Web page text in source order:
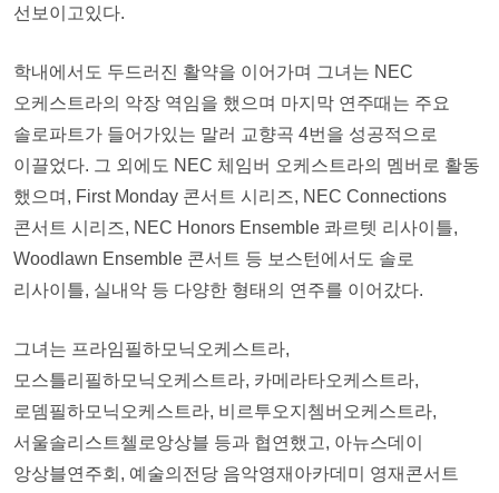
선보이고있다.
학내에서도 두드러진 활약을 이어가며 그녀는 NEC
오케스트라의 악장 역임을 했으며 마지막 연주때는 주요
솔로파트가 들어가있는 말러 교향곡 4번을 성공적으로
이끌었다. 그 외에도 NEC 체임버 오케스트라의 멤버로 활동
했으며, First Monday 콘서트 시리즈, NEC Connections
콘서트 시리즈, NEC Honors Ensemble 콰르텟 리사이틀,
Woodlawn Ensemble 콘서트 등 보스턴에서도 솔로
리사이틀, 실내악 등 다양한 형태의 연주를 이어갔다.
그녀는 프라임필하모닉오케스트라,
모스틀리필하모닉오케스트라, 카메라타오케스트라,
로뎀필하모닉오케스트라, 비르투오지쳄버오케스트라,
서울솔리스트첼로앙상블 등과 협연했고, 아뉴스데이
앙상블연주회, 예술의전당 음악영재아카데미 영재콘서트